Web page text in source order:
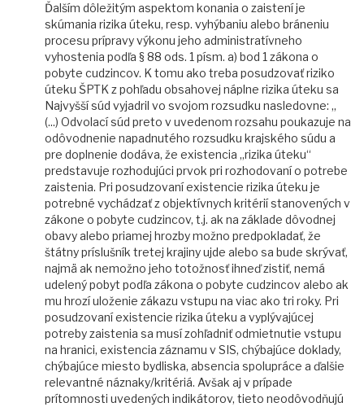
Ďalším dôležitým aspektom konania o zaistení je
skúmania rizika úteku, resp. vyhýbaniu alebo bráneniu
procesu prípravy výkonu jeho administratívneho
vyhostenia podľa § 88 ods. 1 písm. a) bod 1 zákona o
pobyte cudzincov. K tomu ako treba posudzovať riziko
úteku ŠPTK z pohľadu obsahovej náplne rizika úteku sa
Najvyšší súd vyjadril vo svojom rozsudku nasledovne: „
(...) Odvolací súd preto v uvedenom rozsahu poukazuje na
odôvodnenie napadnutého rozsudku krajského súdu a
pre doplnenie dodáva, že existencia „rizika úteku“
predstavuje rozhodujúci prvok pri rozhodovaní o potrebe
zaistenia. Pri posudzovaní existencie rizika úteku je
potrebné vychádzať z objektívnych kritérií stanovených v
zákone o pobyte cudzincov, t.j. ak na základe dôvodnej
obavy alebo priamej hrozby možno predpokladať, že
štátny príslušník tretej krajiny ujde alebo sa bude skrývať,
najmä ak nemožno jeho totožnosť ihneď zistiť, nemá
udelený pobyt podľa zákona o pobyte cudzincov alebo ak
mu hrozí uloženie zákazu vstupu na viac ako tri roky. Pri
posudzovaní existencie rizika úteku a vyplývajúcej
potreby zaistenia sa musí zohľadniť odmietnutie vstupu
na hranici, existencia záznamu v SIS, chýbajúce doklady,
chýbajúce miesto bydliska, absencia spolupráce a ďalšie
relevantné náznaky/kritériá. Avšak aj v prípade
prítomnosti uvedených indikátorov, tieto neodôvodňujú